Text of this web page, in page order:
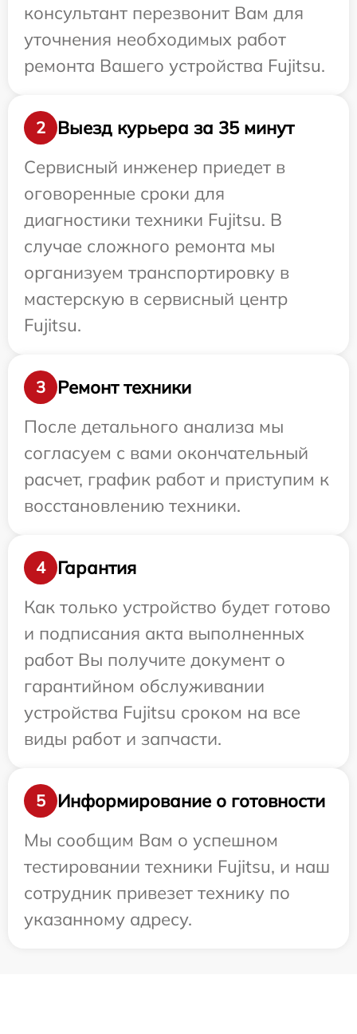
консультант перезвонит Вам для
уточнения необходимых работ
ремонта Вашего устройства Fujitsu.
2
Выезд курьера за 35 минут
Сервисный инженер приедет в
оговоренные сроки для
диагностики техники Fujitsu. В
случае сложного ремонта мы
организуем транспортировку в
мастерскую в сервисный центр
Fujitsu.
3
Ремонт техники
После детального анализа мы
согласуем с вами окончательный
расчет, график работ и приступим к
восстановлению техники.
4
Гарантия
Как только устройство будет готово
и подписания акта выполненных
работ Вы получите документ о
гарантийном обслуживании
устройства Fujitsu сроком на все
виды работ и запчасти.
5
Информирование о готовности
Мы сообщим Вам о успешном
тестировании техники Fujitsu, и наш
сотрудник привезет технику по
указанному адресу.